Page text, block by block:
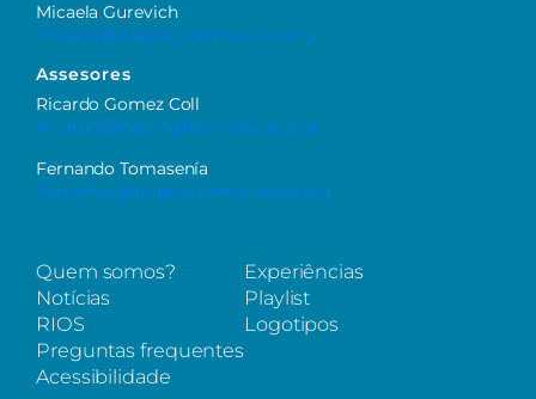
Micaela Gurevich
Micaela@staging.ibermusicas.org
Assesores
Ricardo Gomez Coll
Ricardo@staging.ibermusicas.org
Fernando Tomasenía
Fernando@staging.ibermusicas.org
Quem somos?
Notícias
RIOS
Preguntas frequentes
Acessibilidade
Experiências
Playlist
Logotipos